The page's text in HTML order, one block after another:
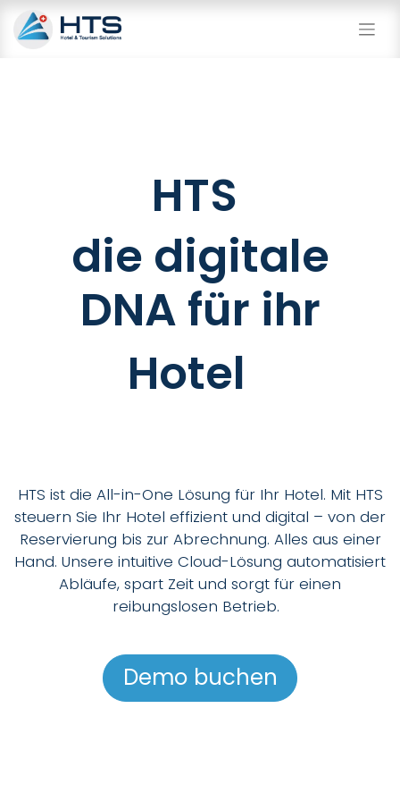
HTS
die digitale
DNA für ihr
Hotel
HTS ist die All-in-One Lösung für Ihr Hotel. Mit HTS
steuern Sie Ihr Hotel effizient und digital – von der
Reservierung bis zur Abrechnung. Alles aus einer
Hand. Unsere intuitive Cloud-Lösung automatisiert
Abläufe, spart Zeit und sorgt für einen
reibungslosen Betrieb.
Demo buchen